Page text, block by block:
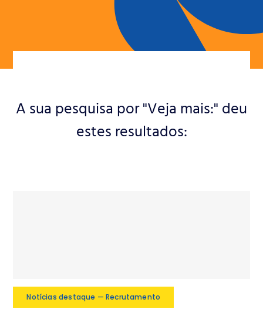
Notícias
Contactos
A sua pesquisa por "Veja mais:" deu
estes resultados:
Notícias destaque — Recrutamento